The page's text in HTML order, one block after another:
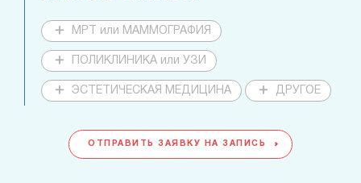
МРТ или МАММОГРАФИЯ
ПОЛИКЛИНИКА или УЗИ
ЭСТЕТИЧЕСКАЯ МЕДИЦИНА ДРУГОЕ
ОТПРАВИТЬ ЗАЯВКУ НА ЗАПИСЬ